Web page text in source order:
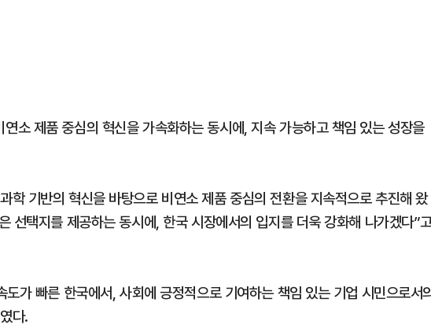
소 제품 중심의 혁신을 가속화하는 동시에, 지속 가능하고 책임 있는 성장을
학 기반의 혁신을 바탕으로 비연소 제품 중심의 전환을 지속적으로 추진해 왔
선택지를 제공하는 동시에, 한국 시장에서의 입지를 더욱 강화해 나가겠다”
가 빠른 한국에서, 사회에 긍정적으로 기여하는 책임 있는 기업 시민으로서
다.